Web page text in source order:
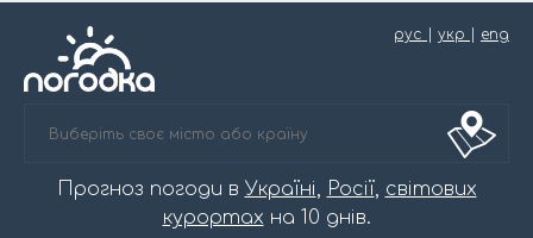
рус укр eng
Прогноз погоди в Україні, Росії, світових
курортах на 10 днів.